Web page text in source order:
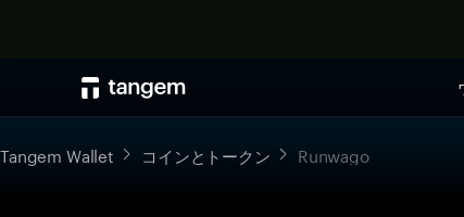
Tangem Wallet コインとトークン Runwago